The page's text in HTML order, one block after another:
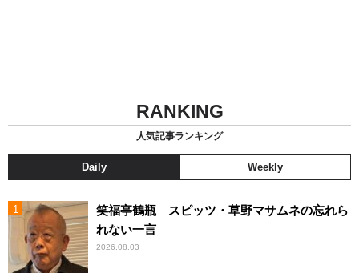
RANKING
人気記事ランキング
Daily Weekly
笑福亭鶴瓶 スピッツ・草野マサムネの忘れら
れない一言
2026.08.03